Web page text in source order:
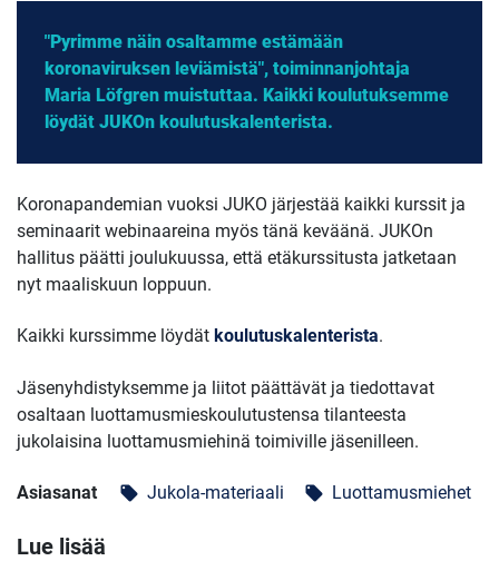
"Pyrimme näin osaltamme estämään
koronaviruksen leviämistä", toiminnanjohtaja
Maria Löfgren muistuttaa. Kaikki koulutuksemme
löydät JUKOn koulutuskalenterista.
Koronapandemian vuoksi JUKO järjestää kaikki kurssit ja
seminaarit webinaareina myös tänä keväänä. JUKOn
hallitus päätti joulukuussa, että etäkurssitusta jatketaan
nyt maaliskuun loppuun.
Kaikki kurssimme löydät koulutuskalenterista.
Jäsenyhdistyksemme ja liitot päättävät ja tiedottavat
osaltaan luottamusmieskoulutustensa tilanteesta
jukolaisina luottamusmiehinä toimiville jäsenilleen.
Asiasanat local_offer Jukola-materiaali local_offer Luottamusmiehet
Lue lisää